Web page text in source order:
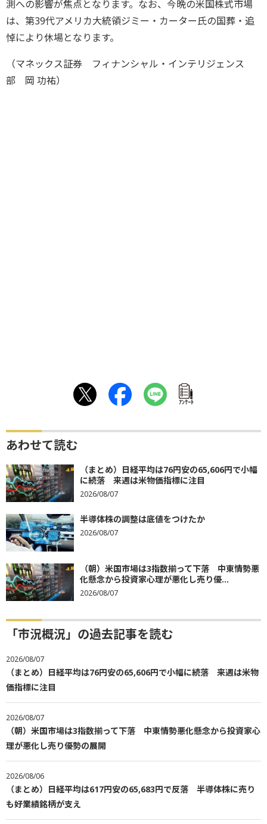
測への影響が焦点となります。なお、今晩の米国株式市場
は、第39代アメリカ大統領ジミー・カーター氏の国葬・追
悼により休場となります。
（マネックス証券 フィナンシャル・インテリジェンス
部 岡 功祐）
ｱﾝｹｰﾄ
あわせて読む
（まとめ）日経平均は76円安の65,606円で小幅
に続落 来週は米物価指標に注目
2026/08/07
半導体株の調整は底値をつけたか
2026/08/07
（朝）米国市場は3指数揃って下落 中東情勢悪
化懸念から投資家心理が悪化し売り優...
2026/08/07
「市況概況」の過去記事を読む
2026/08/07
（まとめ）日経平均は76円安の65,606円で小幅に続落 来週は米物
価指標に注目
2026/08/07
（朝）米国市場は3指数揃って下落 中東情勢悪化懸念から投資家心
理が悪化し売り優勢の展開
2026/08/06
（まとめ）日経平均は617円安の65,683円で反落 半導体株に売り
も好業績銘柄が支え